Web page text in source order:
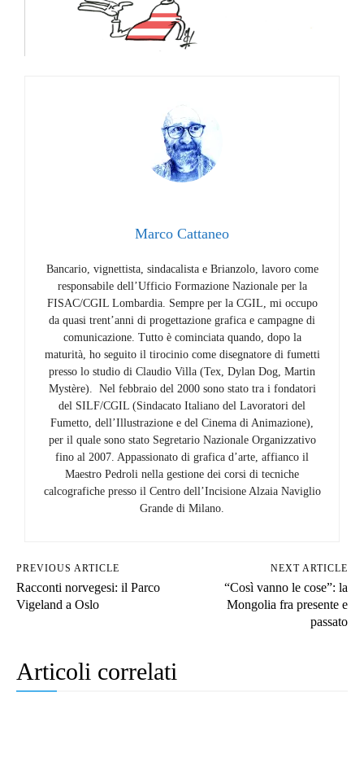
Marco Cattaneo
Bancario, vignettista, sindacalista e Brianzolo, lavoro come
responsabile dell’Ufficio Formazione Nazionale per la
FISAC/CGIL Lombardia. Sempre per la CGIL, mi occupo
da quasi trent’anni di progettazione grafica e campagne di
comunicazione. Tutto è cominciata quando, dopo la
maturità, ho seguito il tirocinio come disegnatore di fumetti
presso lo studio di Claudio Villa (Tex, Dylan Dog, Martin
Mystère). Nel febbraio del 2000 sono stato tra i fondatori
del SILF/CGIL (Sindacato Italiano del Lavoratori del
Fumetto, dell’Illustrazione e del Cinema di Animazione),
per il quale sono stato Segretario Nazionale Organizzativo
fino al 2007. Appassionato di grafica d’arte, affianco il
Maestro Pedroli nella gestione dei corsi di tecniche
calcografiche presso il Centro dell’Incisione Alzaia Naviglio
Grande di Milano.
PREVIOUS ARTICLE
Racconti norvegesi: il Parco
Vigeland a Oslo
NEXT ARTICLE
“Così vanno le cose”: la
Mongolia fra presente e
passato
Articoli correlati